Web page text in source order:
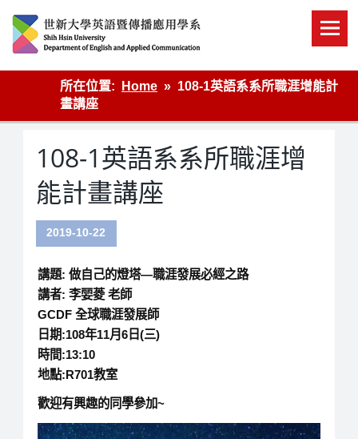
content
英語傳播
所在位置:
Home
108-1英語系系所職涯增能計
畫講座
108-1英語系系所職涯增
能計畫講座
2019-10-22
講題: 做自己的燈塔—職涯發展必經之路
講者: 李婯菱 老師
GCDF 全球職涯發展師
日期:108年11月6日(三)
時間:13:10
地點:R701教室
歡迎有興趣的同學參加~